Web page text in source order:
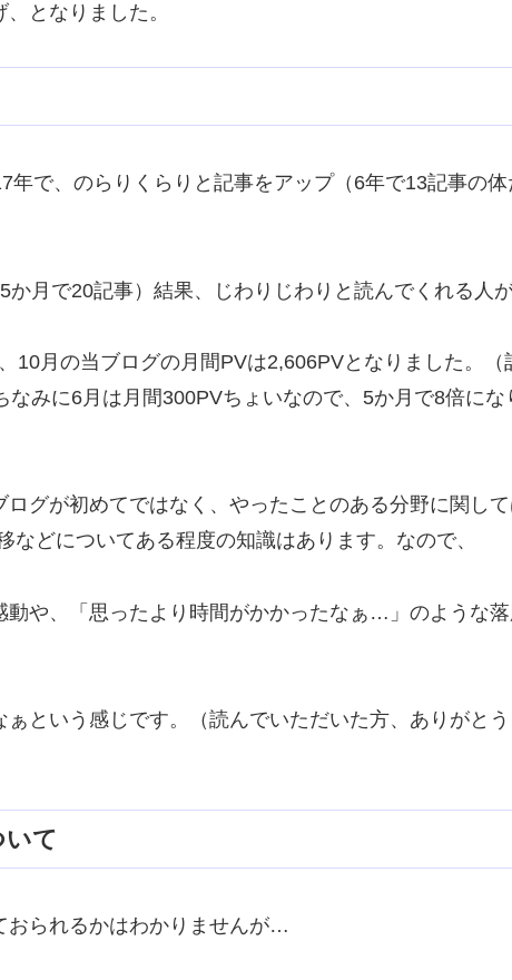
となりました。
年で、のらりくらりと記事をアップ（6年で13記事の体
月で20記事）結果、じわりじわりと読んでくれる人が
10月の当ブログの月間PVは2,606PVとなりました。（
みに6月は月間300PVちょいなので、5か月で8倍にな
グが初めてではなく、やったことのある分野に関し
などについてある程度の知識はあります。なので、
動や、「思ったより時間がかかったなぁ…」のような
という感じです。（読んでいただいた方、ありがと
て
おられるかはわかりませんが…